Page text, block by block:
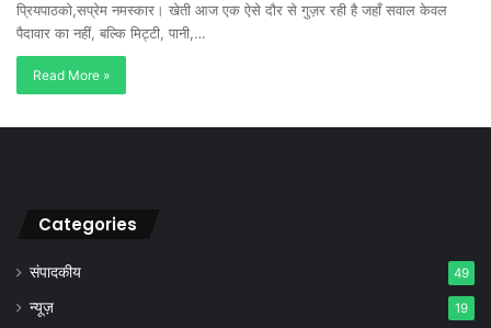
प्रियपाठको,सप्रेम नमस्कार। खेती आज एक ऐसे दौर से गुज़र रही है जहाँ सवाल केवल
पैदावार का नहीं, बल्कि मिट्टी, पानी,…
Read More »
Categories
संपादकीय 49
न्यूज़ 19